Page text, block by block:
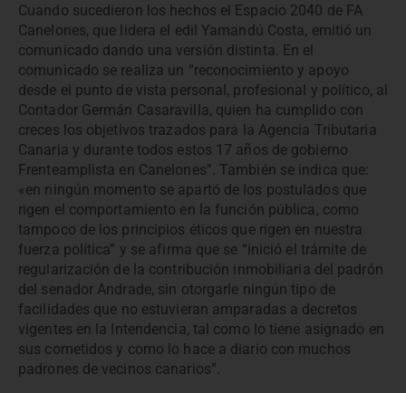
Cuando sucedieron los hechos el Espacio 2040 de FA
Canelones, que lidera el edil Yamandú Costa, emitió un
comunicado dando una versión distinta. En el
comunicado se realiza un “reconocimiento y apoyo
desde el punto de vista personal, profesional y político, al
Contador Germán Casaravilla, quien ha cumplido con
creces los objetivos trazados para la Agencia Tributaria
Canaria y durante todos estos 17 años de gobierno
Frenteamplista en Canelones”. También se indica que:
«en ningún momento se apartó de los postulados que
rigen el comportamiento en la función pública, como
tampoco de los principios éticos que rigen en nuestra
fuerza política” y se afirma que se “inició el trámite de
regularización de la contribución inmobiliaria del padrón
del senador Andrade, sin otorgarle ningún tipo de
facilidades que no estuvieran amparadas a decretos
vigentes en la Intendencia, tal como lo tiene asignado en
sus cometidos y como lo hace a diario con muchos
padrones de vecinos canarios”.